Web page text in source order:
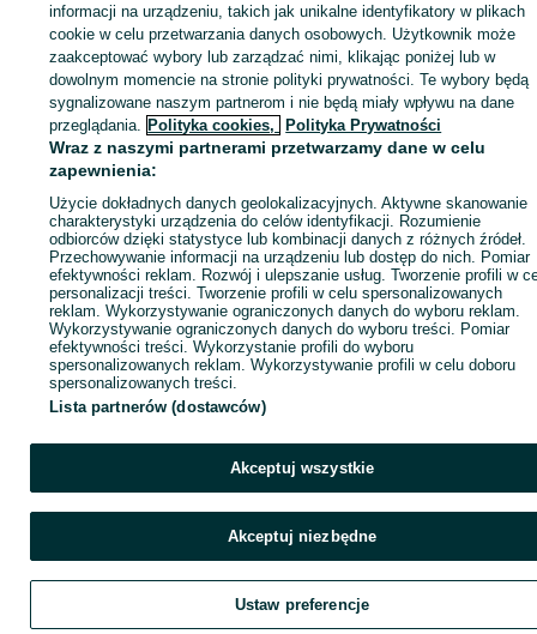
KATEGORIA
674907800 Wyświetlenia:
Zadzwoń / SMS
informacji na urządzeniu, takich jak unikalne identyfikatory w plikach
cookie w celu przetwarzania danych osobowych. Użytkownik może
zaakceptować wybory lub zarządzać nimi, klikając poniżej lub w
dowolnym momencie na stronie polityki prywatności. Te wybory będą
sygnalizowane naszym partnerom i nie będą miały wpływu na dane
przeglądania. Polityka cookies, Polityka Prywatności
Wraz z naszymi partnerami przetwarzamy dane w celu
zapewnienia:
Użycie dokładnych danych geolokalizacyjnych. Aktywne skanowanie
charakterystyki urządzenia do celów identyfikacji. Rozumienie
odbiorców dzięki statystyce lub kombinacji danych z różnych źródeł.
Przechowywanie informacji na urządzeniu lub dostęp do nich. Pomiar
efektywności reklam. Rozwój i ulepszanie usług. Tworzenie profili w
personalizacji treści. Tworzenie profili w celu spersonalizowanych
reklam. Wykorzystywanie ograniczonych danych do wyboru reklam.
Wykorzystywanie ograniczonych danych do wyboru treści. Pomiar
efektywności treści. Wykorzystanie profili do wyboru
spersonalizowanych reklam. Wykorzystywanie profili w celu doboru
spersonalizowanych treści.
Lista partnerów (dostawców)
Akceptuj wszystkie
Akceptuj niezbędne
Ustaw preferencje